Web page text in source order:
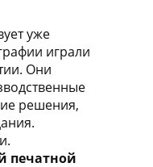
уже
играли
Они
решения,
печатной